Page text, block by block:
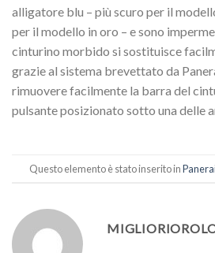
alligatore blu – più scuro per il
per il modello in oro – e sono
cinturino morbido si sostituisce
grazie al sistema brevettato da
rimuovere facilmente la barra del
pulsante posizionato sotto una delle
Questo elemento è stato inserito in